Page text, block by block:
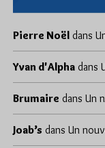
Pierre Noël dans
Yvan d'Alpha dans
Brumaire dans Un
Joab’s dans Un